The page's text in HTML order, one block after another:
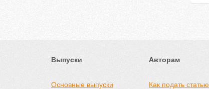
Выпуски
Основные выпуски
Авторам
Как подать статью